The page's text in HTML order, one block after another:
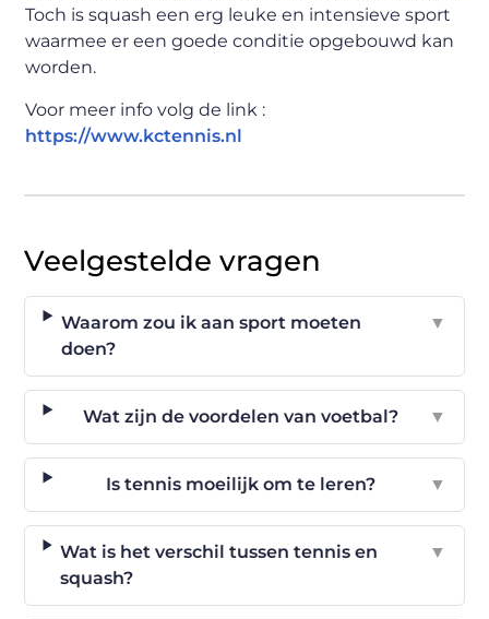
Toch is squash een erg leuke en intensieve sport
waarmee er een goede conditie opgebouwd kan
worden.
Voor meer info volg de link :
https://www.kctennis.nl
Veelgestelde vragen
Waarom zou ik aan sport moeten
doen?
▼
Wat zijn de voordelen van voetbal? ▼
Is tennis moeilijk om te leren? ▼
Wat is het verschil tussen tennis en
squash?
▼